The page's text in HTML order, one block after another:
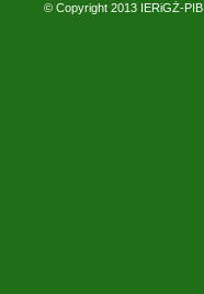
© Copyright 2013 IERiGŻ-PIB